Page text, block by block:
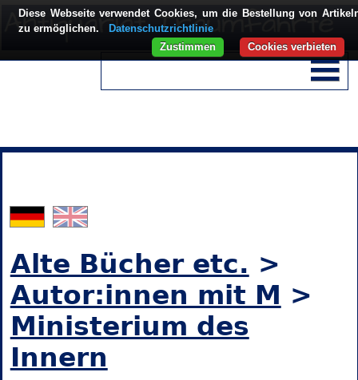
Alte Bücher etc. >
Autor:innen mit M >
Ministerium des
Innern
Diese Webseite verwendet Cookies, um die Bestellung von
zu ermöglichen.
Datenschutzrichtlinie
Cookies verbieten
Zustimmen